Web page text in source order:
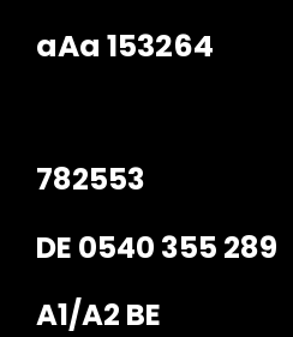
aAa 153264
782553
DE 0540 355 289
A1/A2 BE